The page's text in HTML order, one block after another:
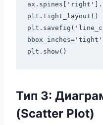
plt.tight_layout()
Тип 3:
(Scatter Plot)